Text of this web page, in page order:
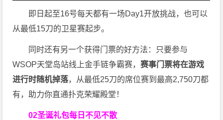
即日起至16号每天都有一场Day1开放挑战，也可以
从最低15刀的卫星赛起步。
同时还有另一个获得门票的好方法：只要参与
WSOP天堂岛站线上金手链争霸赛，赛事门票将在游戏
进行时随机掉落，从最低25刀的席位赛到最高2,750刀都
有，助力你直通扑克荣耀殿堂！
02圣诞礼包每日不见不散